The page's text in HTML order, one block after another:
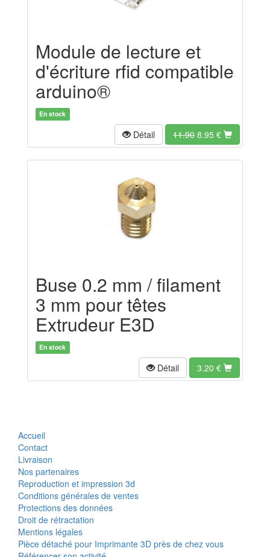
Module de lecture et
d'écriture rfid compatible
arduino®
En stock
Détail 11.90 8.95 €
Buse 0.2 mm / filament
3 mm pour têtes
Extrudeur E3D
En stock
Détail 3.20 €
Accueil
Contact
Livraison
Nos partenaires
Reproduction et impression 3d
Conditions générales de ventes
Protections des données
Droit de rétractation
Mentions légales
Pièce détaché pour Imprimante 3D près de chez vous